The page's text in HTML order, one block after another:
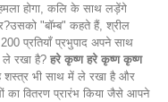
होगा, कलि के साथ लड़ेंगे
"बॉम्ब" कहते हैं, श्रील
प्रतियाँ प्रभुपाद अपने साथ
रखा है? हरे कृष्ण हरे कृष्ण कृष्ण
शस्त्र भी साथ में ले रखा है और
का वितरण प्रारंभ किया जैसे आपने